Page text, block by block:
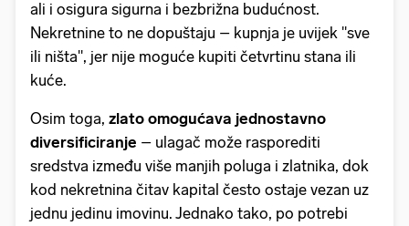
ali i osigura sigurna i bezbrižna budućnost.
Nekretnine to ne dopuštaju – kupnja je uvijek ''sve
ili ništa'', jer nije moguće kupiti četvrtinu stana ili
kuće.
Osim toga, zlato omogućava jednostavno
diversificiranje – ulagač može rasporediti
sredstva između više manjih poluga i zlatnika, dok
kod nekretnina čitav kapital često ostaje vezan uz
jednu jedinu imovinu. Jednako tako, po potrebi